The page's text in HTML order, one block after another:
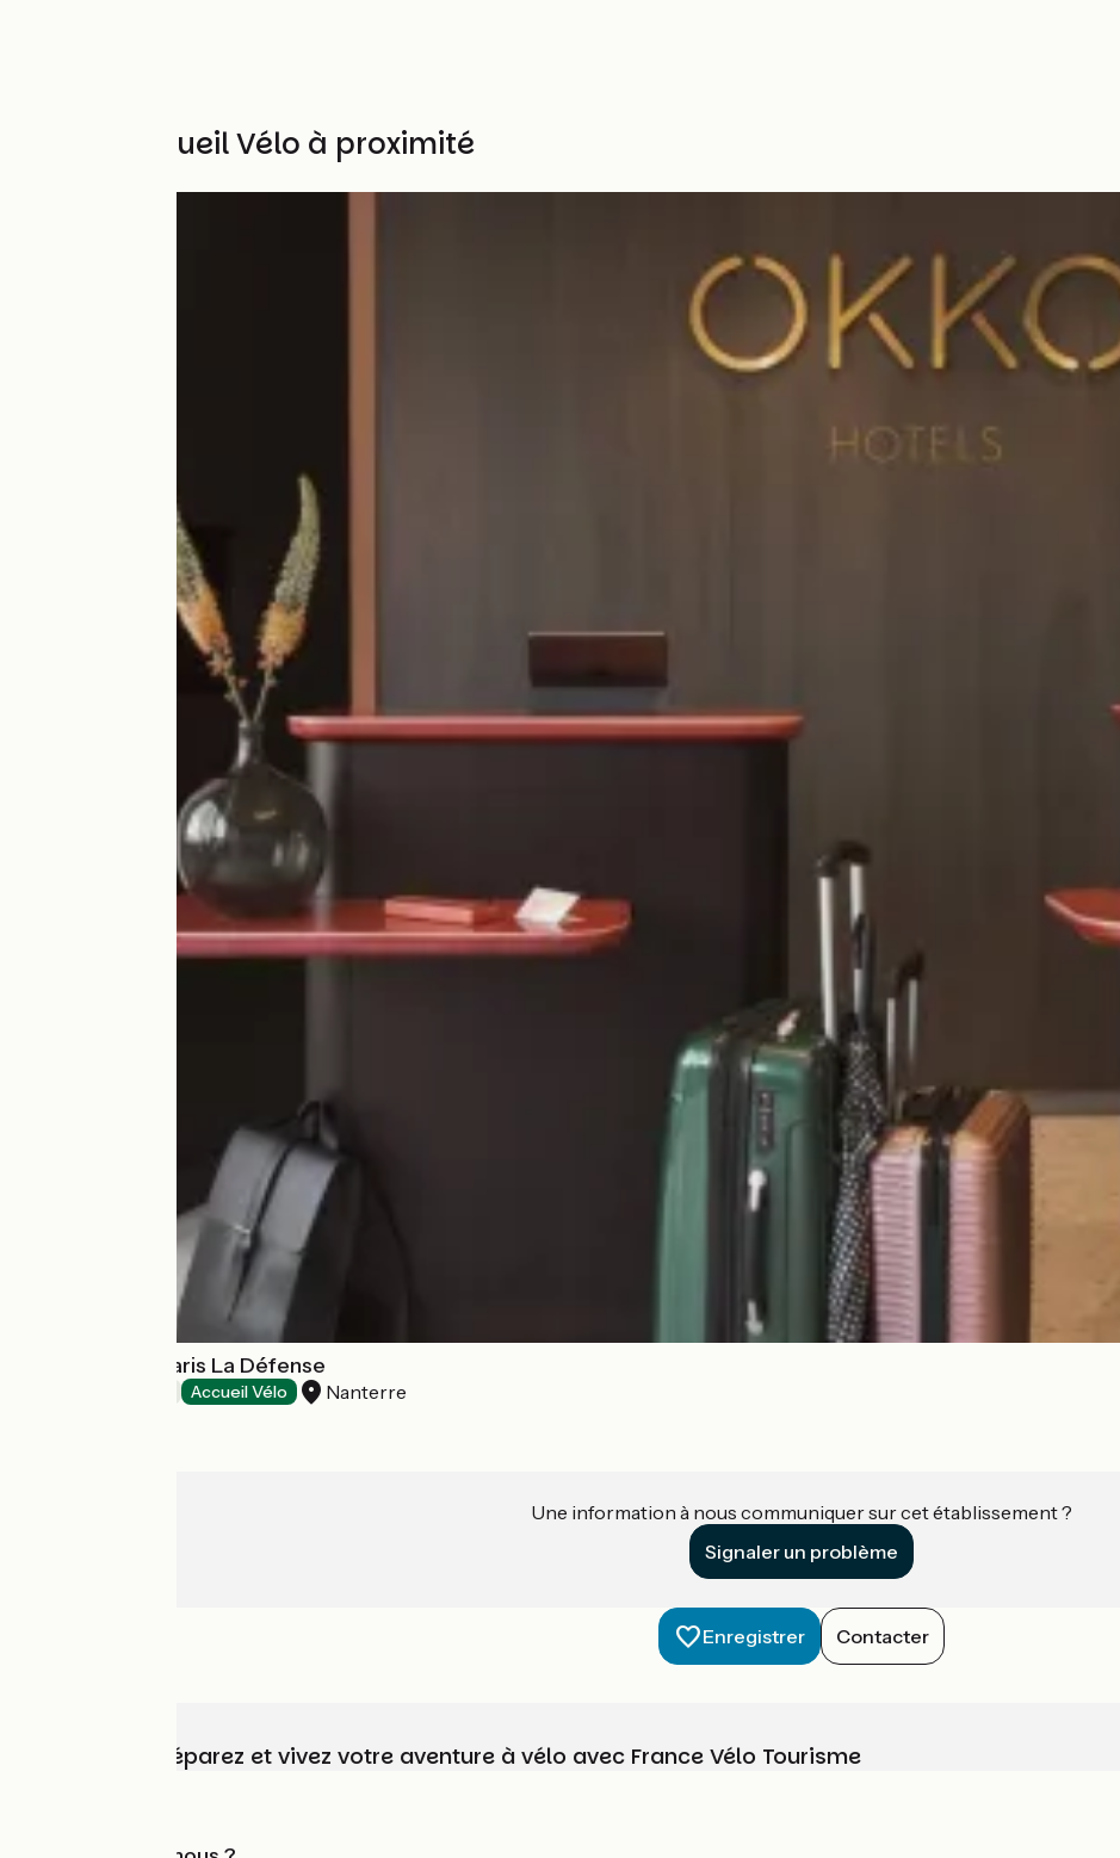
Autres Accueil Vélo à proximité
OKKO Hotels Paris La Défense
Accueil Vélo Nanterre
Une information à nous communiquer sur cet établissement ?
Signaler un problème
Enregistrer Contacter
Choisissez, préparez et vivez votre aventure à vélo avec France Vélo Tourisme